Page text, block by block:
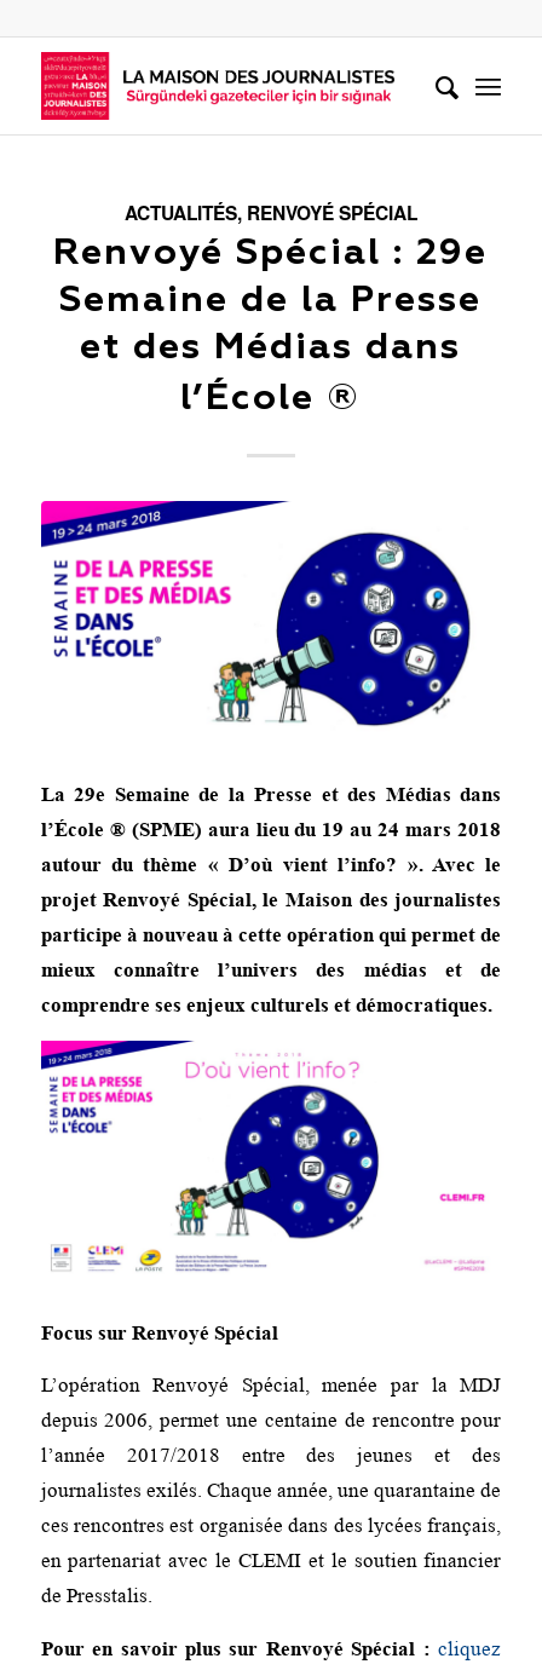
ACTUALITÉS, RENVOYÉ SPÉCIAL
Renvoyé Spécial : 29e
Semaine de la Presse
et des Médias dans
l’École ®
La 29e Semaine de la Presse et des Médias dans
l’École ® (SPME) aura lieu du 19 au 24 mars 2018
autour du thème « D’où vient l’info? ». Avec le
projet Renvoyé Spécial, le Maison des journalistes
participe à nouveau à cette opération qui permet de
mieux connaître l’univers des médias et de
comprendre ses enjeux culturels et démocratiques.
Focus sur Renvoyé Spécial
L’opération Renvoyé Spécial, menée par la MDJ
depuis 2006, permet une centaine de rencontre pour
l’année 2017/2018 entre des jeunes et des
journalistes exilés. Chaque année, une quarantaine de
ces rencontres est organisée dans des lycées français,
en partenariat avec le CLEMI et le soutien financier
de Presstalis.
Pour en savoir plus sur Renvoyé Spécial : cliquez